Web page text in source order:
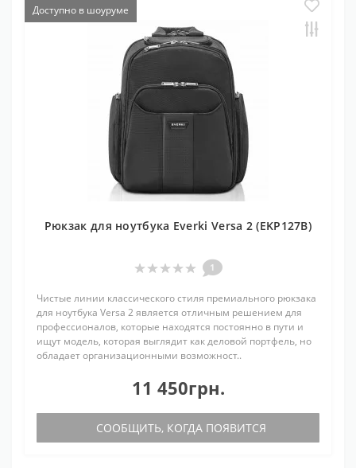
Доступно в шоуруме
Рюкзак для ноутбука Everki Versa 2 (EKP127B)
1
Чистые линии классического стиля премиального рюкзака
для ноутбука Versa 2 является отличным решением для
профессионалов, которые находятся постоянно в пути и
ищут модель, которая выглядит как деловой портфель, но
обладает организационными возможност..
11 450грн.
СООБЩИТЬ, КОГДА ПОЯВИТСЯ